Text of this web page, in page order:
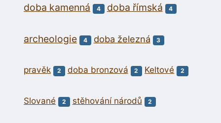
doba kamenná 4 doba římská 4
archeologie 4 doba železná 3
pravěk 2 doba bronzová 2 Keltové 2
Slované 2 stěhování národů 2